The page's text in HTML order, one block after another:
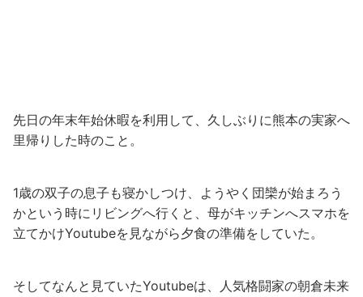
先日の年末年始休暇を利用して、久しぶりに熊本の実家へ
里帰りした時のこと。
1歳の双子の息子も寝かしつけ、ようやく団欒が始まろう
かという時にリビングへ行くと、母がキッチンへスマホを
立てかけYoutubeを見ながら夕食の準備をしていた。
そしてなんと見ていたYoutubeは、人気格闘家の朝倉未来